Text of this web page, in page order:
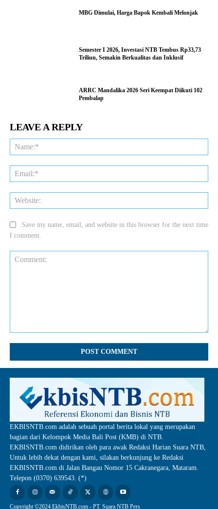
MBG Dimulai, Harga Bapok Kembali Melonjak
Semester I 2026, Investasi NTB Tembus Rp33,73
Triliun, Semakin Berkualitas dan Inklusif
ARRC Mandalika 2026 Seri Keempat Diikuti 102
Pembalap
LEAVE A REPLY
Save my name, email, and website in this browser for the next time
I comment.
EKBISNTB.com adalah sebuah portal berita lokal yang merupakan
bagian dari Kelompok Media Bali Post (KMB) di NTB.
EKBISNTB.com didirikan oleh para awak Redaksi Harian Suara NTB,
Untuk lebih dekat dengan kami, silakan berkunjung ke Redaksi
EKBISNTB.com di Jalan Bangau Nomor 15 Cakranegara, Mataram.
Telepon (0370) 639543. (*)
Copyright ©2024 EkbisNTB.com - PT. Suara NTB Pers